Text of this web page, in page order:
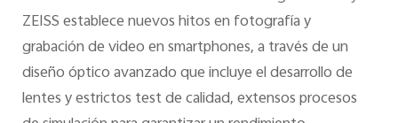
ZEISS establece nuevos hitos en fotografía y
grabación de video en smartphones, a través de un
diseño óptico avanzado que incluye el desarrollo de
lentes y estrictos test de calidad, extensos procesos